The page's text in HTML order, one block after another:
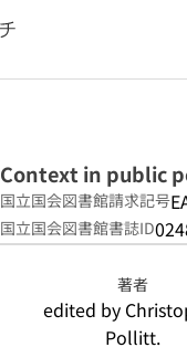
Context in public
国立国会図書館請求記号
国立国会図書館書誌ID
著者
edited by
Pollitt.